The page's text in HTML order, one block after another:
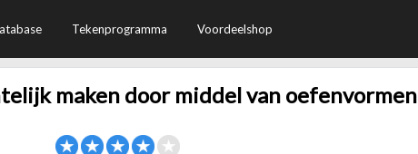
Tekenprogramma Voordeelshop
maken door middel van oefenvormen